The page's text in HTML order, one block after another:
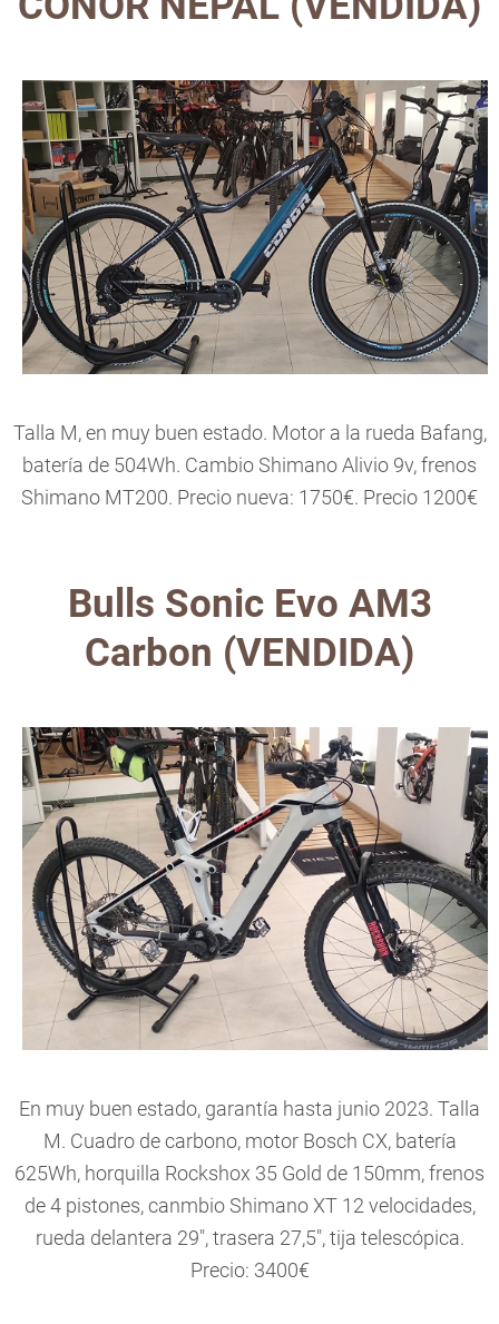
Talla M, en muy buen estado. Motor a la rueda Bafang,
batería de 504Wh. Cambio Shimano Alivio 9v, frenos
Shimano MT200. Precio nueva: 1750€. Precio 1200€
Bulls Sonic Evo AM3
Carbon (VENDIDA)
En muy buen estado, garantía hasta junio 2023. Talla
M. Cuadro de carbono, motor Bosch CX, batería
625Wh, horquilla Rockshox 35 Gold de 150mm, frenos
de 4 pistones, canmbio Shimano XT 12 velocidades,
rueda delantera 29", trasera 27,5", tija telescópica.
Precio: 3400€